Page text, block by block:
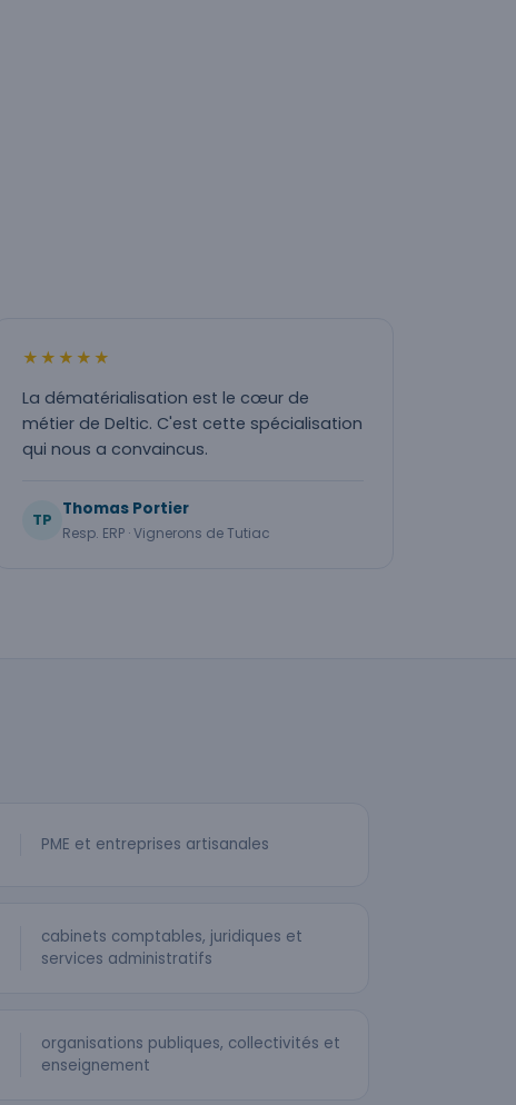
★★★★★
La dématérialisation est le cœur de
métier de Deltic. C'est cette spécialisation
qui nous a convaincus.
TP
Thomas Portier
Resp. ERP · Vignerons de Tutiac
PME et entreprises artisanales
cabinets comptables, juridiques et
services administratifs
organisations publiques, collectivités et
enseignement